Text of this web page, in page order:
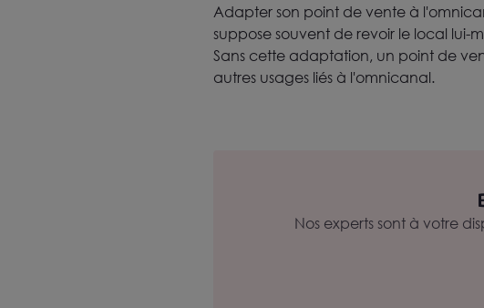
Adapter son point de vente à
suppose souvent de revoir le local lui-
Sans cette adaptation, un point de
autres usages liés à l'omnicanal.
Nos experts sont à votre